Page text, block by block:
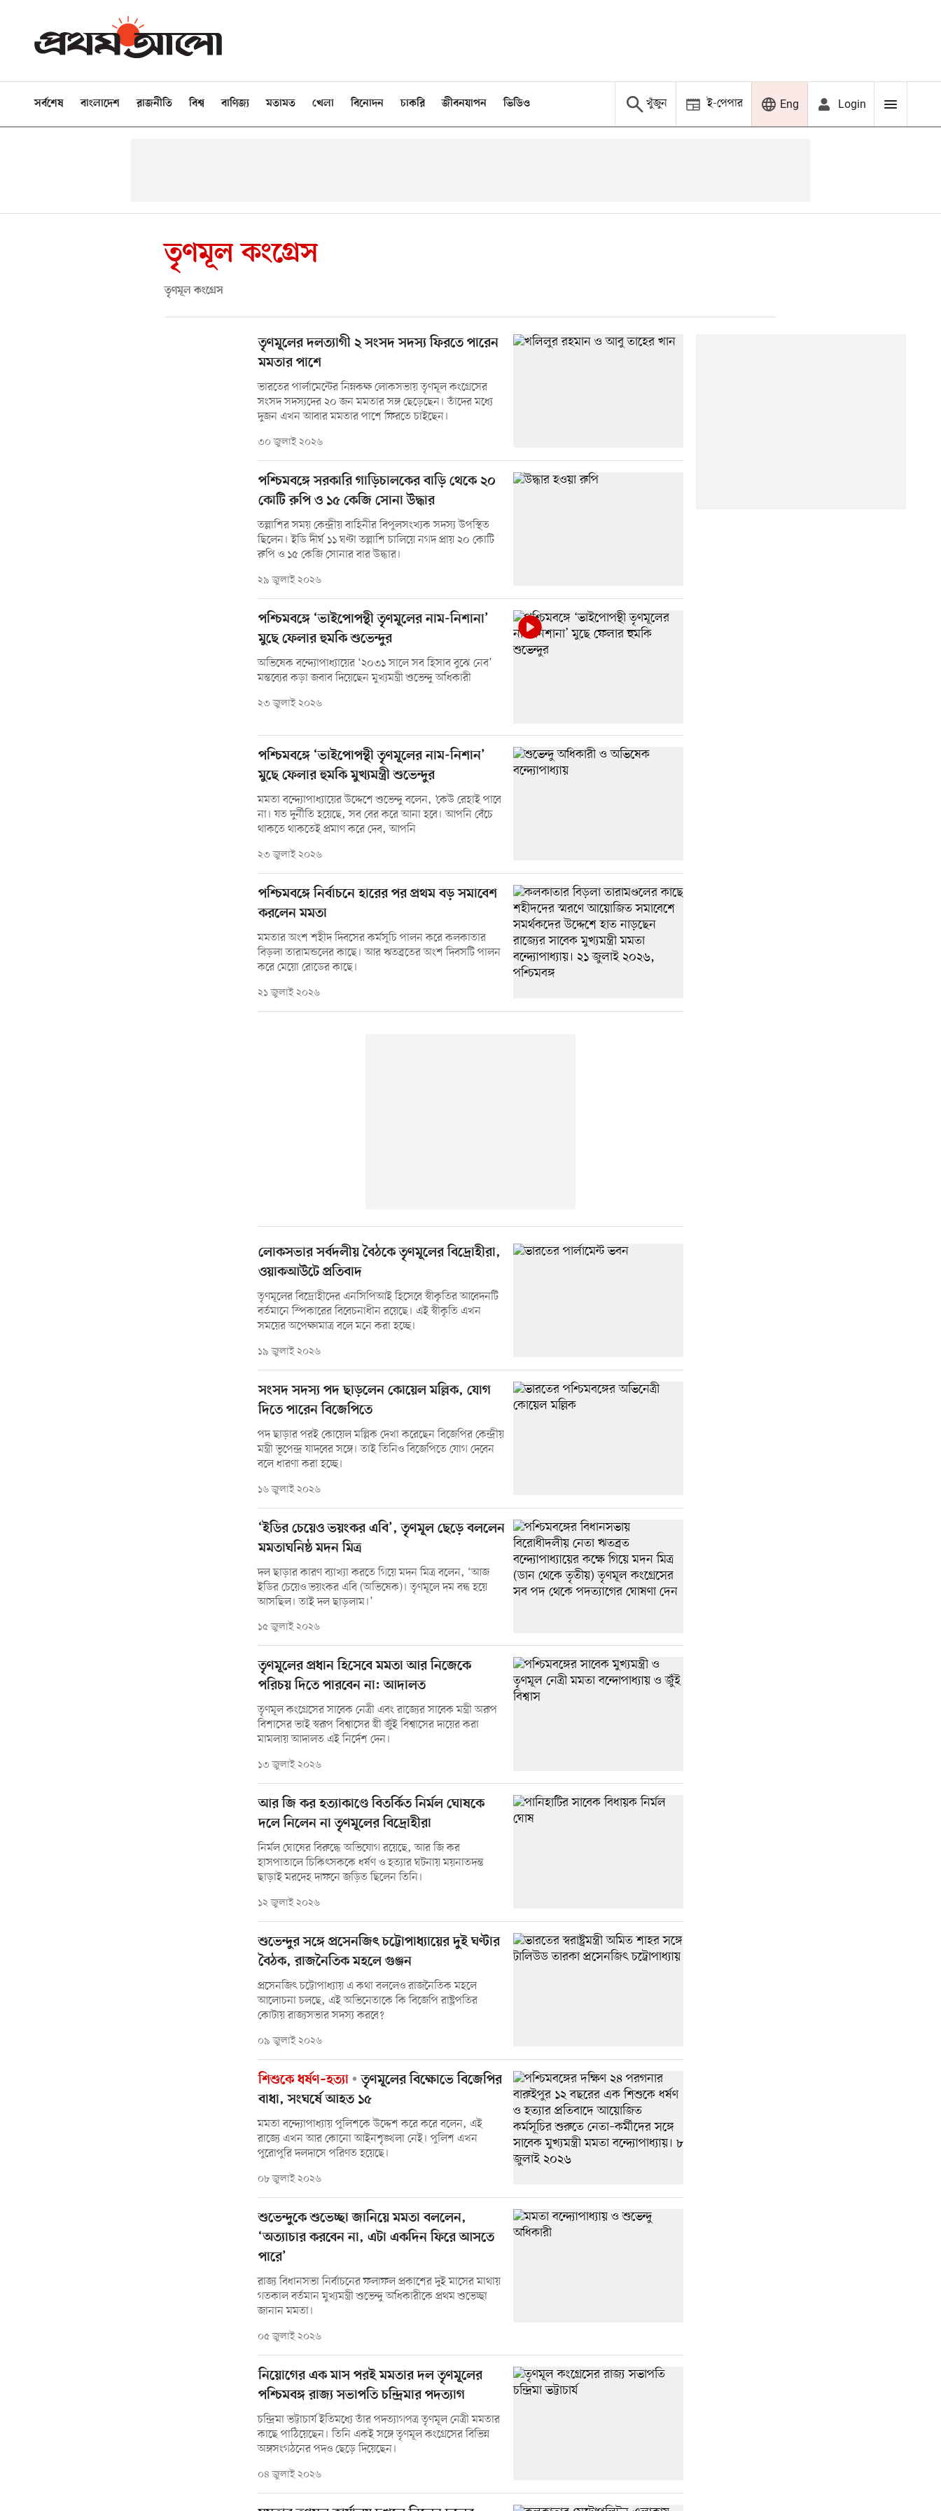
সর্বশেষ বাংলাদেশ রাজনীতি বিশ্ব বাণিজ্য মতামত খেলা বিনোদন চাকরি জীবনযাপন ভিডিও খুঁজুন ই-পেপার Eng Login
তৃণমূল কংগ্রেস
তৃণমূল কংগ্রেস
তৃণমূলের দলত্যাগী ২ সংসদ সদস্য ফিরতে পারেন
মমতার পাশে
ভারতের পার্লামেন্টের নিম্নকক্ষ লোকসভায় তৃণমূল কংগ্রেসের
সংসদ সদস্যদের ২০ জন মমতার সঙ্গ ছেড়েছেন। তাঁদের মধ্যে
দুজন এখন আবার মমতার পাশে ফিরতে চাইছেন।
৩০ জুলাই ২০২৬
পশ্চিমবঙ্গে সরকারি গাড়িচালকের বাড়ি থেকে ২০
কোটি রুপি ও ১৫ কেজি সোনা উদ্ধার
তল্লাশির সময় কেন্দ্রীয় বাহিনীর বিপুলসংখ্যক সদস্য উপস্থিত
ছিলেন। ইডি দীর্ঘ ১১ ঘণ্টা তল্লাশি চালিয়ে নগদ প্রায় ২০ কোটি
রুপি ও ১৫ কেজি সোনার বার উদ্ধার।
২৯ জুলাই ২০২৬
পশ্চিমবঙ্গে ‘ভাইপোপন্থী তৃণমূলের নাম-নিশানা’
মুছে ফেলার হুমকি শুভেন্দুর
অভিষেক বন্দ্যোপাধ্যায়ের ‘২০৩১ সালে সব হিসাব বুঝে নেব’
মন্তব্যের কড়া জবাব দিয়েছেন মুখ্যমন্ত্রী শুভেন্দু অধিকারী
২৩ জুলাই ২০২৬
পশ্চিমবঙ্গে ‘ভাইপোপন্থী তৃণমূলের নাম-নিশান’
মুছে ফেলার হুমকি মুখ্যমন্ত্রী শুভেন্দুর
মমতা বন্দ্যোপাধ্যায়ের উদ্দেশে শুভেন্দু বলেন, ‘কেউ রেহাই পাবে
না। যত দুর্নীতি হয়েছে, সব বের করে আনা হবে। আপনি বেঁচে
থাকতে থাকতেই প্রমাণ করে দেব, আপনি
২৩ জুলাই ২০২৬
পশ্চিমবঙ্গে নির্বাচনে হারের পর প্রথম বড় সমাবেশ
করলেন মমতা
মমতার অংশ শহীদ দিবসের কর্মসূচি পালন করে কলকাতার
বিড়লা তারামন্ডলের কাছে। আর ঋতব্রতের অংশ দিবসটি পালন
করে মেয়ো রোডের কাছে।
২১ জুলাই ২০২৬
লোকসভার সর্বদলীয় বৈঠকে তৃণমূলের বিদ্রোহীরা,
ওয়াকআউটে প্রতিবাদ
তৃণমূলের বিদ্রোহীদের এনসিপিআই হিসেবে স্বীকৃতির আবেদনটি
বর্তমানে স্পিকারের বিবেচনাধীন রয়েছে। এই স্বীকৃতি এখন
সময়ের অপেক্ষামাত্র বলে মনে করা হচ্ছে।
১৯ জুলাই ২০২৬
সংসদ সদস্য পদ ছাড়লেন কোয়েল মল্লিক, যোগ
দিতে পারেন বিজেপিতে
পদ ছাড়ার পরই কোয়েল মল্লিক দেখা করেছেন বিজেপির কেন্দ্রীয়
মন্ত্রী ভূপেন্দ্র যাদবের সঙ্গে। তাই তিনিও বিজেপিতে যোগ দেবেন
বলে ধারণা করা হচ্ছে।
১৬ জুলাই ২০২৬
‘ইডির চেয়েও ভয়ংকর এবি’, তৃণমূল ছেড়ে বললেন
মমতাঘনিষ্ঠ মদন মিত্র
দল ছাড়ার কারণ ব্যাখ্যা করতে গিয়ে মদন মিত্র বলেন, ‘আজ
ইডির চেয়েও ভয়ংকর এবি (অভিষেক)। তৃণমূলে দম বন্ধ হয়ে
আসছিল। তাই দল ছাড়লাম।’
১৫ জুলাই ২০২৬
তৃণমূলের প্রধান হিসেবে মমতা আর নিজেকে
পরিচয় দিতে পারবেন না: আদালত
তৃণমূল কংগ্রেসের সাবেক নেত্রী এবং রাজ্যের সাবেক মন্ত্রী অরূপ
বিশাসের ভাই স্বরূপ বিশ্বাসের স্ত্রী জুঁই বিশ্বাসের দায়ের করা
মামলায় আদালত এই নির্দেশ দেন।
১৩ জুলাই ২০২৬
আর জি কর হত্যাকাণ্ডে বিতর্কিত নির্মল ঘোষকে
দলে নিলেন না তৃণমূলের বিদ্রোহীরা
নির্মল ঘোষের বিরুদ্ধে অভিযোগ রয়েছে, আর জি কর
হাসপাতালে চিকিৎসককে ধর্ষণ ও হত্যার ঘটনায় ময়নাতদন্ত
ছাড়াই মরদেহ দাফনে জড়িত ছিলেন তিনি।
১২ জুলাই ২০২৬
শুভেন্দুর সঙ্গে প্রসেনজিৎ চট্টোপাধ্যায়ের দুই ঘণ্টার
বৈঠক, রাজনৈতিক মহলে গুঞ্জন
প্রসেনজিৎ চট্টোপাধ্যায় এ কথা বললেও রাজনৈতিক মহলে
আলোচনা চলছে, এই অভিনেতাকে কি বিজেপি রাষ্ট্রপতির
কোটায় রাজ্যসভার সদস্য করবে?
০৯ জুলাই ২০২৬
শিশুকে ধর্ষণ–হত্যা
তৃণমূলের বিক্ষোভে বিজেপির
বাধা, সংঘর্ষে আহত ১৫
মমতা বন্দ্যোপাধ্যায় পুলিশকে উদ্দেশ করে করে বলেন, এই
রাজ্যে এখন আর কোনো আইনশৃঙ্খলা নেই। পুলিশ এখন
পুরোপুরি দলদাসে পরিণত হয়েছে।
০৮ জুলাই ২০২৬
শুভেন্দুকে শুভেচ্ছা জানিয়ে মমতা বললেন,
‘অত্যাচার করবেন না, এটা একদিন ফিরে আসতে
পারে’
রাজ্য বিধানসভা নির্বাচনের ফলাফল প্রকাশের দুই মাসের মাথায়
গতকাল বর্তমান মুখ্যমন্ত্রী শুভেন্দু অধিকারীকে প্রথম শুভেচ্ছা
জানান মমতা।
০৫ জুলাই ২০২৬
নিয়োগের এক মাস পরই মমতার দল তৃণমূলের
পশ্চিমবঙ্গ রাজ্য সভাপতি চন্দ্রিমার পদত্যাগ
চন্দ্রিমা ভট্টাচার্য ইতিমধ্যে তাঁর পদত্যাগপত্র তৃণমূল নেত্রী মমতার
কাছে পাঠিয়েছেন। তিনি একই সঙ্গে তৃণমূল কংগ্রেসের বিভিন্ন
অঙ্গসংগঠনের পদও ছেড়ে দিয়েছেন।
০৪ জুলাই ২০২৬